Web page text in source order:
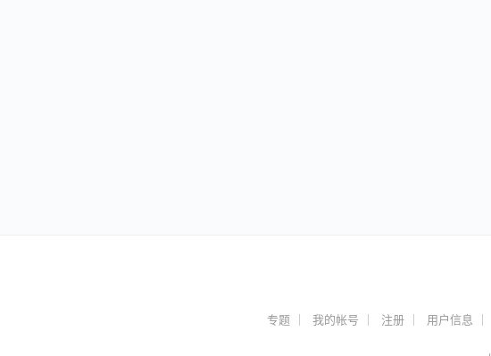
专题 我的帐号 注册 用户信息